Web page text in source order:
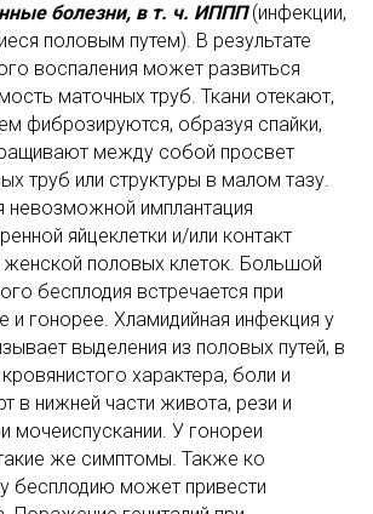
болезни, в т. ч. ИППП(инфекции,
половым путем). В результате
воспаления может развиться
маточных труб. Ткани отекают,
фиброзируются, образуя спайки,
между собой просвет
труб или структуры в малом тазу.
невозможной имплантация
яйцеклетки и/или контакт
половых клеток. Большой
бесплодия встречается при
и гонорее. Хламидийная инфекция у
выделения из половых путей, в
характера, боли и
в нижней части живота, рези и
мочеиспускании. У гонореи
же симптомы. Также ко
бесплодию может привести